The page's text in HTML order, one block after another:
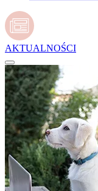
AKTUALNOŚCI